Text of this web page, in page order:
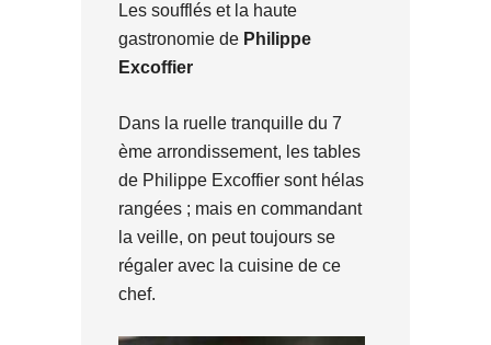
Les soufflés et la haute
gastronomie de Philippe
Excoffier
Dans la ruelle tranquille du 7
ème arrondissement, les tables
de Philippe Excoffier sont hélas
rangées ; mais en commandant
la veille, on peut toujours se
régaler avec la cuisine de ce
chef.